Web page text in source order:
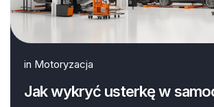
in Motoryzacja
Jak wykryć usterkę w